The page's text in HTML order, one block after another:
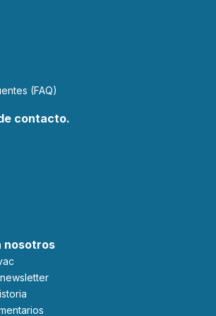
(FAQ)
contacto.
nosotros
newsletter